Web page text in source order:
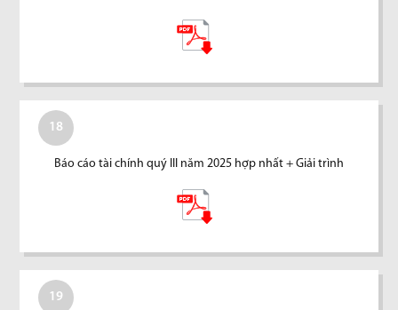
18
Báo cáo tài chính quý III năm 2025 hợp nhất + Giải trình
19